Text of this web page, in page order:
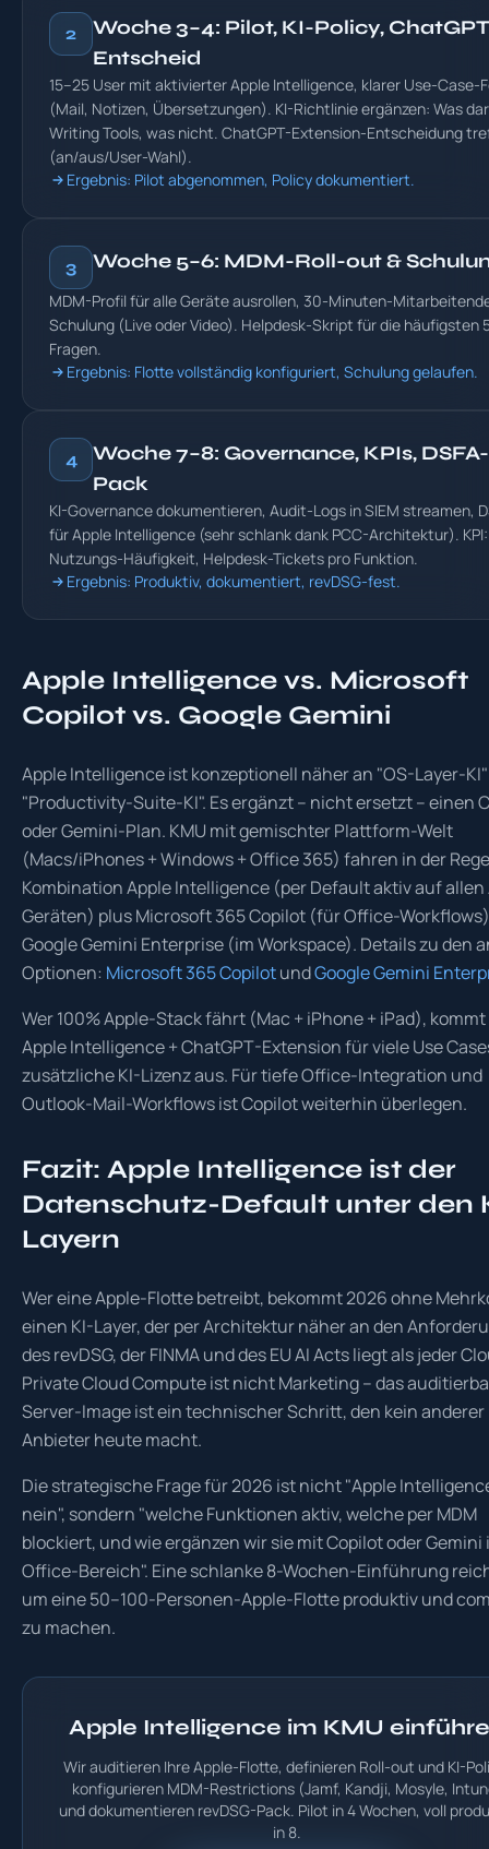
2
Woche 3–4: Pilot, KI-Policy,
Entscheid
15–25 User mit aktivierter Apple Intelligence, klarer Use-Case-
(Mail, Notizen, Übersetzungen). KI-Richtlinie ergänzen: Was
Writing Tools, was nicht. ChatGPT-Extension-Entscheidung
(an/aus/User-Wahl).
Ergebnis: Pilot abgenommen, Policy dokumentiert.
3 Woche 5–6: MDM-Roll-out &
MDM-Profil für alle Geräte ausrollen, 30-Minuten-
Schulung (Live oder Video). Helpdesk-Skript für die häufigsten
Fragen.
Ergebnis: Flotte vollständig konfiguriert, Schulung gelaufen.
4
Woche 7–8: Governance, KPIs, DSFA-
Pack
KI-Governance dokumentieren, Audit-Logs in SIEM streamen,
für Apple Intelligence (sehr schlank dank PCC-Architektur). KPI:
Nutzungs-Häufigkeit, Helpdesk-Tickets pro Funktion.
Ergebnis: Produktiv, dokumentiert, revDSG-fest.
Apple Intelligence vs. Microsoft
Copilot vs. Google Gemini
Apple Intelligence ist konzeptionell näher an "OS-Layer-
"Productivity-Suite-KI". Es ergänzt – nicht ersetzt – einen
oder Gemini-Plan. KMU mit gemischter Plattform-Welt
(Macs/iPhones + Windows + Office 365) fahren in der
Kombination Apple Intelligence (per Default aktiv auf allen
Geräten) plus Microsoft 365 Copilot (für Office-
Google Gemini Enterprise (im Workspace). Details zu den
Optionen: Microsoft 365 CopilotundGoogle Gemini
Wer 100% Apple-Stack fährt (Mac + iPhone + iPad),
Apple Intelligence + ChatGPT-Extension für viele Use
zusätzliche KI-Lizenz aus. Für tiefe Office-Integration und
Outlook-Mail-Workflows ist Copilot weiterhin überlegen.
Fazit: Apple Intelligence ist der
Datenschutz-Default unter den
Layern
Wer eine Apple-Flotte betreibt, bekommt 2026 ohne
einen KI-Layer, der per Architektur näher an den
des revDSG, der FINMA und des EU AI Acts liegt als jeder
Private Cloud Compute ist nicht Marketing – das
Server-Image ist ein technischer Schritt, den kein anderer
Anbieter heute macht.
Die strategische Frage für 2026 ist nicht "Apple
nein", sondern "welche Funktionen aktiv, welche per MDM
blockiert, und wie ergänzen wir sie mit Copilot oder Gemini
Office-Bereich". Eine schlanke 8-Wochen-Einführung
um eine 50–100-Personen-Apple-Flotte produktiv und
zu machen.
Apple Intelligence im KMU
Wir auditieren Ihre Apple-Flotte, definieren Roll-out und KI-
konfigurieren MDM-Restrictions (Jamf, Kandji, Mosyle,
und dokumentieren revDSG-Pack. Pilot in 4 Wochen, voll
in 8.